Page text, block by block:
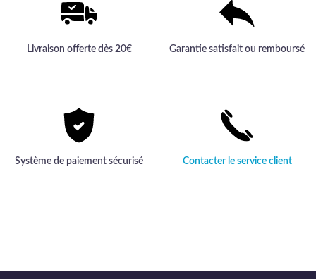
Livraison offerte dès 20€ Garantie satisfait ou remboursé
Système de paiement sécurisé Contacter le service client